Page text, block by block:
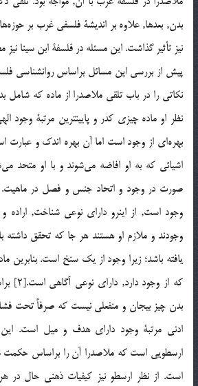
بدن, بعدها, علاوه بر انديشة فلسفی غرب بر
نيز تأثير گذاشت. اين مسئله در فلسفة ابن سينا نيز
پيش از بررسی اين مسائل براساس روانشناسی
نکاتی را در باب تلقی ملاصدرا از ماده که شامل
نظر او ماده چيزی کدر و پايينترين مرتبة وجود
بهره‌اي از وجود است اما آن بهره اندک و عبارت
اشيائی که به او افاضه مي‌شوند و با او متحد
صورت در وجود و اتحاد جنس و فصل در
وجود است, از اينرو دارای نوعی شناخت,
وجودند و ملازم او هستند هر جا که تحقق
يافته باشد؛ زيرا وجود از يک سنخ است. بنابرين
که از
بدن چيز بيجان و منفعلی نيست که صرفاً تحت
ادنی مرتبة وجود دارای هدف و ميل است.
ارسطويی است که ملاصدرا آن را براساس حکمت
است. از نظر ارسطو نيز کيفيات ذهنی حال در